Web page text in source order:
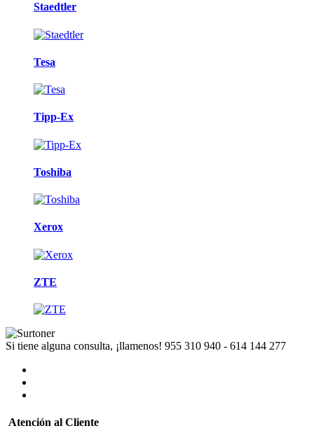
Staedtler
Tesa
Tipp-Ex
Toshiba
Xerox
ZTE
Si tiene alguna consulta, ¡llamenos! 955 310 940 - 614 144 277
Atención al Cliente